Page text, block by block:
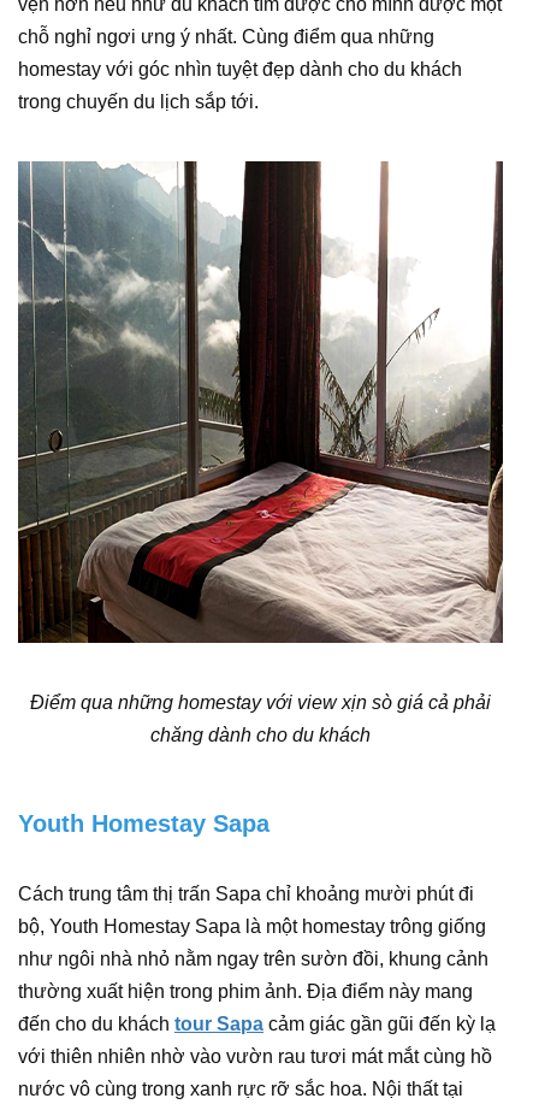
vẹn hơn nếu như du khách tìm được cho mình được một
chỗ nghỉ ngơi ưng ý nhất. Cùng điểm qua những
homestay với góc nhìn tuyệt đẹp dành cho du khách
trong chuyến du lịch sắp tới.
Điểm qua những homestay với view xịn sò giá cả phải
chăng dành cho du khách
Youth Homestay Sapa
Cách trung tâm thị trấn Sapa chỉ khoảng mười phút đi
bộ, Youth Homestay Sapa là một homestay trông giống
như ngôi nhà nhỏ nằm ngay trên sườn đồi, khung cảnh
thường xuất hiện trong phim ảnh. Địa điểm này mang
đến cho du khách tour Sapa cảm giác gần gũi đến kỳ lạ
với thiên nhiên nhờ vào vườn rau tươi mát mắt cùng hồ
nước vô cùng trong xanh rực rỡ sắc hoa. Nội thất tại